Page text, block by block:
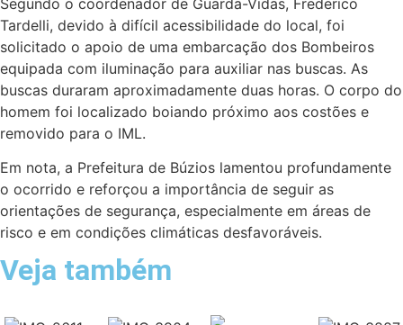
Tardelli, devido à difícil acessibilidade do local, foi
solicitado o apoio de uma embarcação dos Bombeiros
equipada com iluminação para auxiliar nas buscas. As
buscas duraram aproximadamente duas horas. O corpo do
homem foi localizado boiando próximo aos costões e
removido para o IML.
Em nota, a Prefeitura de Búzios lamentou profundamente
o ocorrido e reforçou a importância de seguir as
orientações de segurança, especialmente em áreas de
risco e em condições climáticas desfavoráveis.
Veja também